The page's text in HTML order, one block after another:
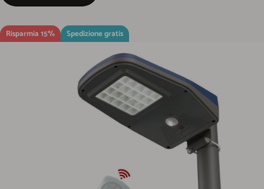
Risparmia 15% Spedizione gratis